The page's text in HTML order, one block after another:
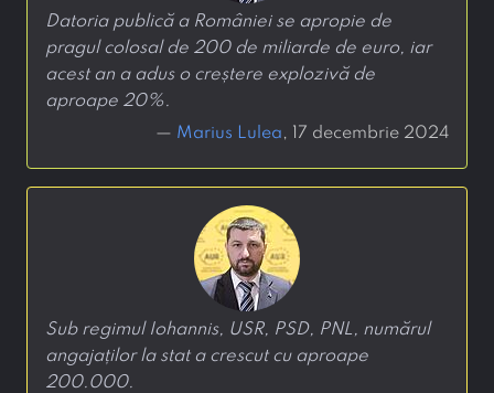
Datoria publică a României se apropie de
pragul colosal de 200 de miliarde de euro, iar
acest an a adus o creștere explozivă de
aproape 20%.
— Marius Lulea, 17 decembrie 2024
Sub regimul Iohannis, USR, PSD, PNL, numărul
angajaților la stat a crescut cu aproape
200.000.